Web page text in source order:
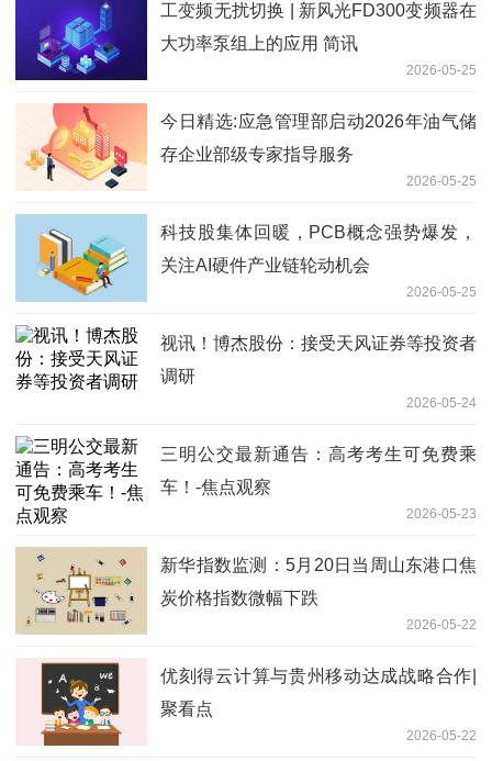
工变频无扰切换 | 新风光FD300变频器在
大功率泵组上的应用 简讯
2026-05-25
今日精选:应急管理部启动2026年油气储
存企业部级专家指导服务
2026-05-25
科技股集体回暖，PCB概念强势爆发，
关注AI硬件产业链轮动机会
2026-05-25
视讯！博杰股份：接受天风证券等投资者
调研
2026-05-24
三明公交最新通告：高考考生可免费乘
车！-焦点观察
2026-05-23
新华指数监测：5月20日当周山东港口焦
炭价格指数微幅下跌
2026-05-22
优刻得云计算与贵州移动达成战略合作|
聚看点
2026-05-22